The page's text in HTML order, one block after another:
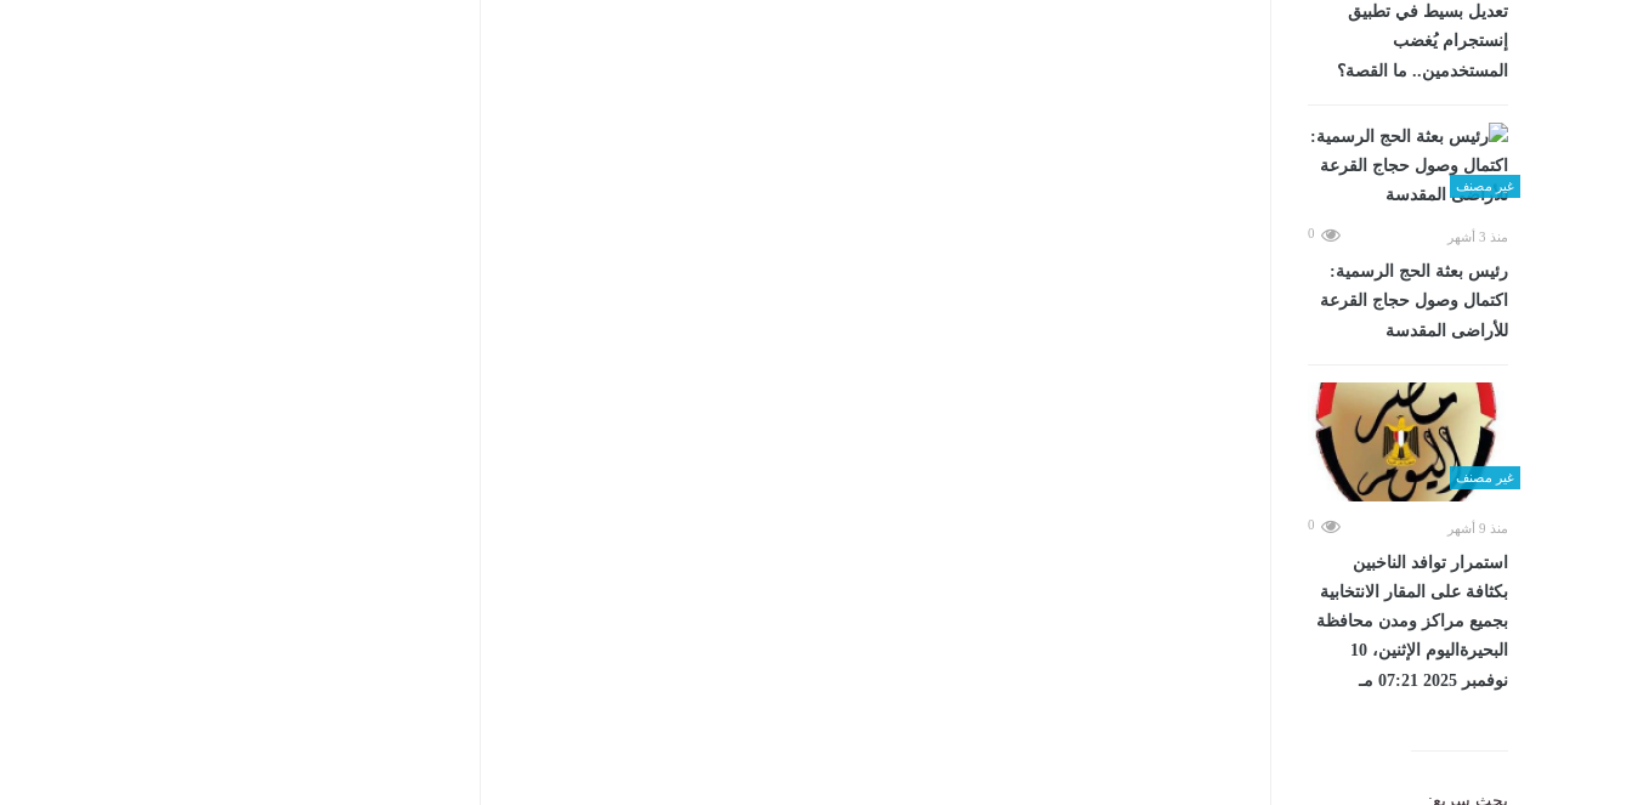
تعديل بسيط في تطبيق
إنستجرام يُغضب
المستخدمين.. ما القصة؟
غير مصنف
منذ 3 أشهر 0
رئيس بعثة الحج الرسمية:
اكتمال وصول حجاج القرعة
للأراضى المقدسة
غير مصنف
منذ 9 أشهر 0
استمرار توافد الناخبين
بكثافة على المقار الانتخابية
بجميع مراكز ومدن محافظة
البحيرةاليوم الإثنين، 10
نوفمبر 2025 07:21 مـ
بحث سريع: